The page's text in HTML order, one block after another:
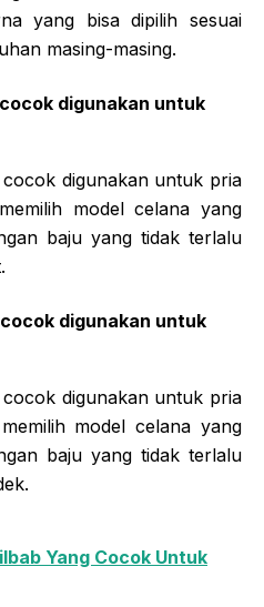
yang bisa dipilih sesuai
masing-masing.
digunakan untuk
digunakan untuk pria
model celana yang
baju yang tidak terlalu
digunakan untuk
digunakan untuk pria
model celana yang
baju yang tidak terlalu
Yang Cocok Untuk